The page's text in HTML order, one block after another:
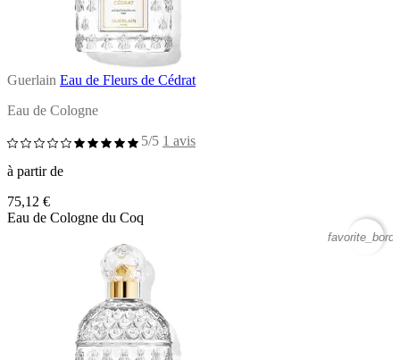
Guerlain Eau de Fleurs de Cédrat
Eau de Cologne
5/5 1 avis
à partir de
75,12 €
Eau de Cologne du Coq